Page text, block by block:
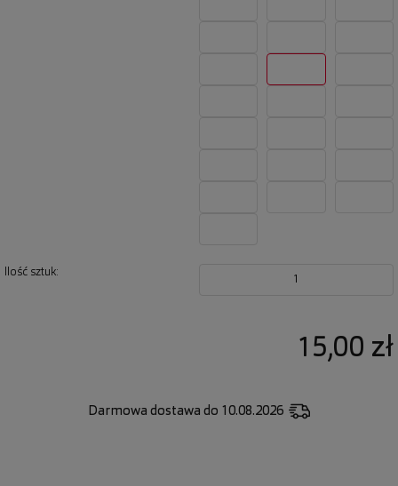
Ilość sztuk:
1
15,00 zł
Darmowa dostawa do 10.08.2026